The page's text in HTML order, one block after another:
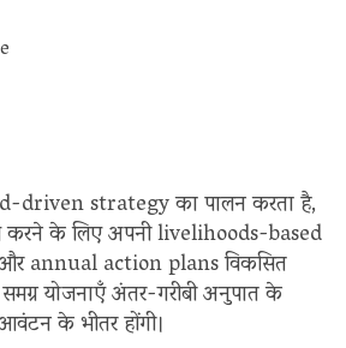
driven strategy का पालन करता है,
करने के लिए अपनी livelihoods-based
annual action plans विकसित
योजनाएँ अंतर-गरीबी अनुपात के
के भीतर होंगी।